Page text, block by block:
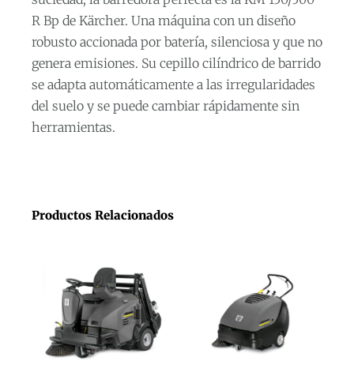
R Bp de Kärcher. Una máquina con un diseño
robusto accionada por batería, silenciosa y que no
genera emisiones. Su cepillo cilíndrico de barrido
se adapta automáticamente a las irregularidades
del suelo y se puede cambiar rápidamente sin
herramientas.
Productos Relacionados